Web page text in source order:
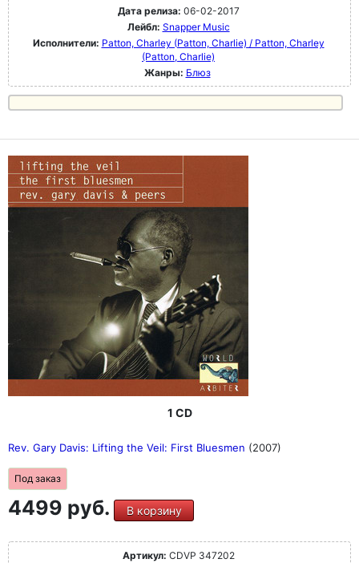
Дата релиза: 06-02-2017
Лейбл: Snapper Music
Исполнители: Patton, Charley (Patton, Charlie) / Patton, Charley
(Patton, Charlie)
Жанры: Блюз
1 CD
Rev. Gary Davis: Lifting the Veil: First Bluesmen (2007)
Под заказ
4499 руб. В корзину
Артикул: CDVP 347202